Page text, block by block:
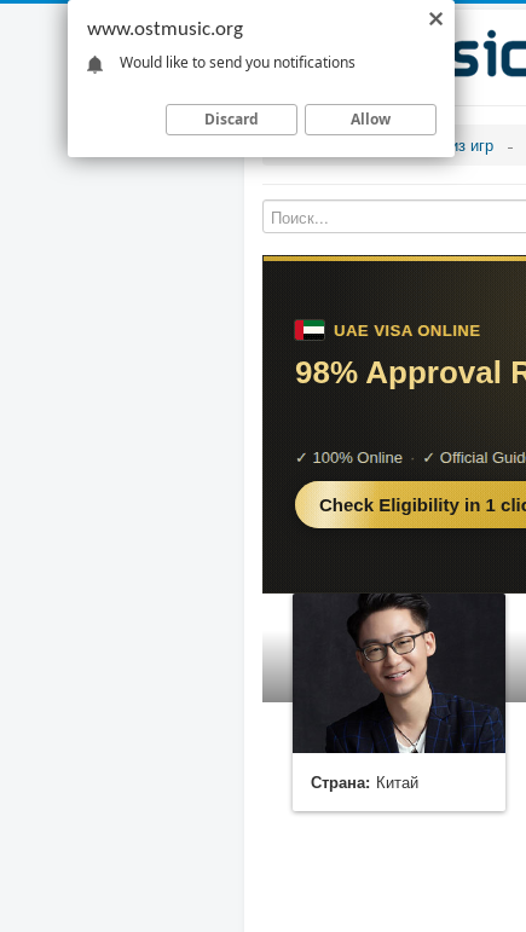
Музыка из игр
Страна: Китай
www.ostmusic.org
Would like to send you notifications
Discard Allow